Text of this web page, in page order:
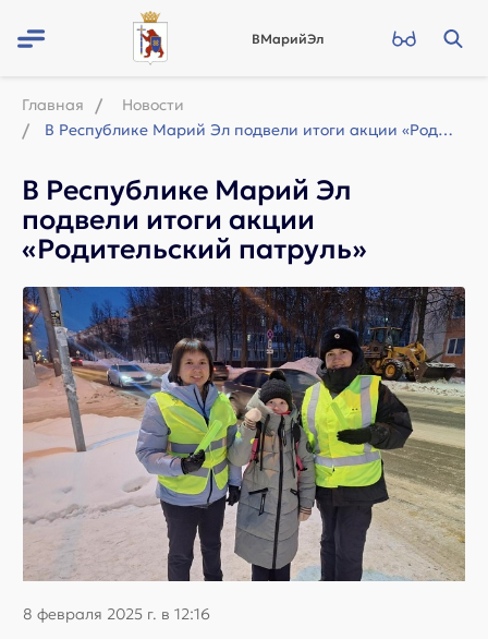
ВМарийЭл
Главная
Новости
В Республике Марий Эл подвели итоги акции «Родительский патруль»
В Республике Марий Эл
подвели итоги акции
«Родительский патруль»
8 февраля 2025 г. в 12:16